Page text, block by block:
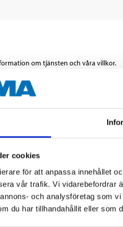
cookies
för att anpassa innehållet
vår trafik. Vi vidarebefordrar
och analysföretag som
du har tillhandahållit eller som
om tjänsten och våra villkor.
dokument